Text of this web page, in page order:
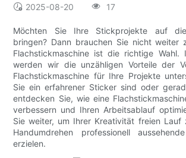
2025-08-20 17
Möchten Sie Ihre Stickprojekte auf
bringen? Dann brauchen Sie nicht weiter
Flachstickmaschine ist die richtige Wahl.
werden wir die unzähligen Vorteile der
Flachstickmaschine für Ihre Projekte
Sie ein erfahrener Sticker sind oder
entdecken Sie, wie eine
verbessern und Ihren Arbeitsablauf
Sie weiter, um Ihrer Kreativität freien Lauf
Handumdrehen professionell
erzielen.